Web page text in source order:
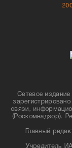
Сетевое
связи,
(Роскомнадзор).
Главный
Учредитель